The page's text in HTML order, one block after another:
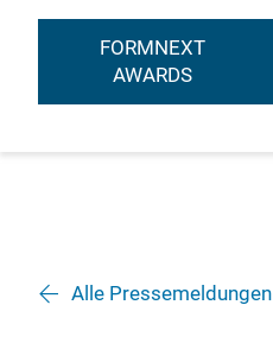
FORMNEXT
AWARDS
Alle Pressemeldungen